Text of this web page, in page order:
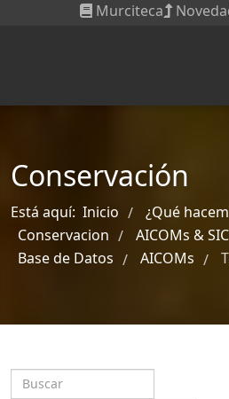
Murciteca
Conservación
Está aquí: Inicio / ¿Qué
Conservacion / AICOMs &
Base de Datos / AICOMs /